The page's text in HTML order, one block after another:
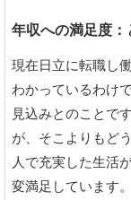
年収への満足度：
現在日立に転職し
わかっているわけ
見込みとのことで
が、そこよりもど
人で充実した生活
変満足しています。